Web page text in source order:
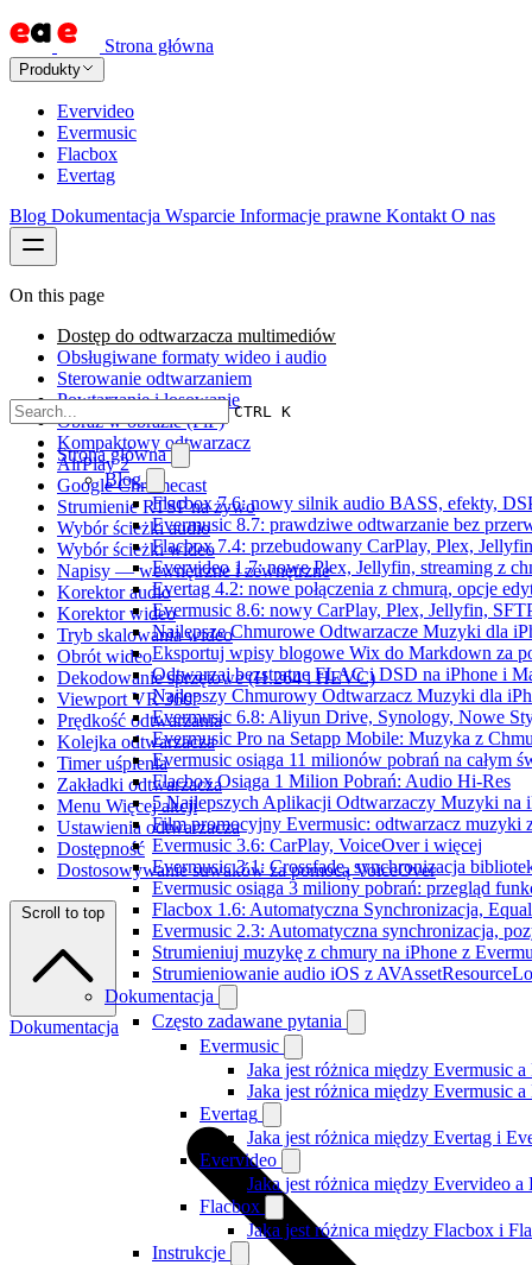
Strona główna
Produkty
Evervideo
Evermusic
Flacbox
Evertag
Blog Dokumentacja Wsparcie Informacje prawne Kontakt O nas
CTRL K
Strona główna
Blog
Flacbox 7.6: nowy silnik audio BASS, efekty,
Evermusic 8.7: prawdziwe odtwarzanie bez
Flacbox 7.4: przebudowany CarPlay, Plex,
Evervideo 1.7: nowe Plex, Jellyfin, streaming z
Evertag 4.2: nowe połączenia z chmurą, opcje
Evermusic 8.6: nowy CarPlay, Plex, Jellyfin,
Najlepsze Chmurowe Odtwarzacze Muzyki dla
Eksportuj wpisy blogowe Wix do Markdown za
Odtwarzaj bezstratne FLAC i DSD na iPhone i
Najlepszy Chmurowy Odtwarzacz Muzyki dla
Evermusic 6.8: Aliyun Drive, Synology, Nowe
Evermusic Pro na Setapp Mobile: Muzyka z
Evermusic osiąga 11 milionów pobrań na całym
Flacbox Osiąga 1 Milion Pobrań: Audio Hi-Res
5 Najlepszych Aplikacji Odtwarzaczy Muzyki na
Film promocyjny Evermusic: odtwarzacz muzyki
Evermusic 3.6: CarPlay, VoiceOver i więcej
Evermusic 3.1: Crossfade, synchronizacja
Evermusic osiąga 3 miliony pobrań: przegląd
Flacbox 1.6: Automatyczna Synchronizacja,
Evermusic 2.3: Automatyczna synchronizacja,
Strumieniuj muzykę z chmury na iPhone z
Strumieniowanie audio iOS z
Dokumentacja
Często zadawane pytania
Evermusic
Jaka jest różnica między Evermusic
Jaka jest różnica między Evermusic
Evertag
Jaka jest różnica między Evertag i
Evervideo
Jaka jest różnica między Evervideo a
Flacbox
Jaka jest różnica między Flacbox i
Instrukcje
On this page
Dostęp do odtwarzacza multimediów
Obsługiwane formaty wideo i audio
Sterowanie odtwarzaniem
Powtarzanie i losowanie
Obraz w obrazie (PiP)
Kompaktowy odtwarzacz
AirPlay 2
Google Chromecast
Strumienie RTSP na żywo
Wybór ścieżki audio
Wybór ścieżki wideo
Napisy — wewnętrzne i zewnętrzne
Korektor audio
Korektor wideo
Tryb skalowania wideo
Obrót wideo
Dekodowanie sprzętowe (H.264 i HEVC)
Viewport VR 360°
Prędkość odtwarzania
Kolejka odtwarzacza
Timer uśpienia
Zakładki odtwarzacza
Menu Więcej akcji
Ustawienia odtwarzacza
Dostępność
Dostosowywanie suwaków za pomocą VoiceOver
Scroll to top
Dokumentacja